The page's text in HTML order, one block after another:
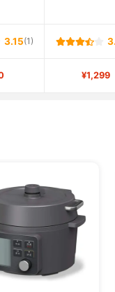
3.15(1)
¥1,299